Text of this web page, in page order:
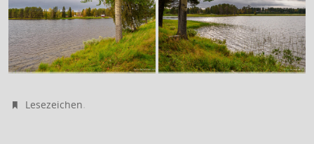
Lesezeichen.